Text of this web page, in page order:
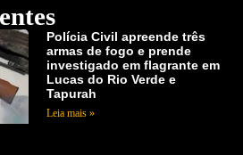
Polícia Civil apreende três
armas de fogo e prende
investigado em flagrante em
Lucas do Rio Verde e
Tapurah
Leia mais »